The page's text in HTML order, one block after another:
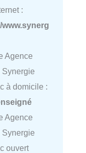
:
Agence
Synergie
à domicile :
Agence
Synergie
ouvert